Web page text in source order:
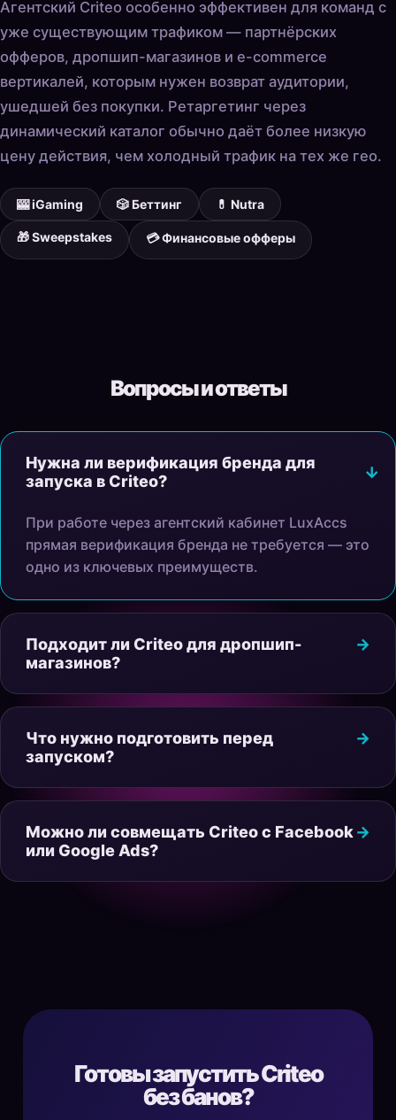
Агентский Criteo особенно эффективен для команд с
уже существующим трафиком — партнёрских
офферов, дропшип-магазинов и e-commerce
вертикалей, которым нужен возврат аудитории,
ушедшей без покупки. Ретаргетинг через
динамический каталог обычно даёт более низкую
цену действия, чем холодный трафик на тех же гео.
🎰 iGaming 🎲 Беттинг 💊 Nutra
🎁 Sweepstakes 💳 Финансовые офферы
Вопросы и ответы
Нужна ли верификация бренда для
запуска в Criteo?
При работе через агентский кабинет LuxAccs
прямая верификация бренда не требуется — это
одно из ключевых преимуществ.
Подходит ли Criteo для дропшип-
магазинов?
Что нужно подготовить перед
запуском?
Можно ли совмещать Criteo с Facebook
или Google Ads?
Готовы запустить Criteo
без банов?